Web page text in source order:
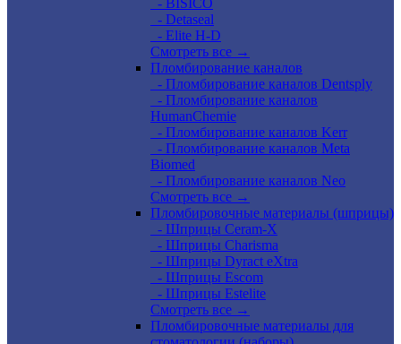
- BISICO
- Detaseal
- Elite H-D
Смотреть все →
Пломбирование каналов
- Пломбирование каналов Dentsply
- Пломбирование каналов
HumanChemie
- Пломбирование каналов Kerr
- Пломбирование каналов Meta
Biomed
- Пломбирование каналов Neo
Смотреть все →
Пломбировочные материалы (шприцы)
- Шприцы Ceram-X
- Шприцы Charisma
- Шприцы Dyract eXtra
- Шприцы Escom
- Шприцы Estelite
Смотреть все →
Пломбировочные материалы для